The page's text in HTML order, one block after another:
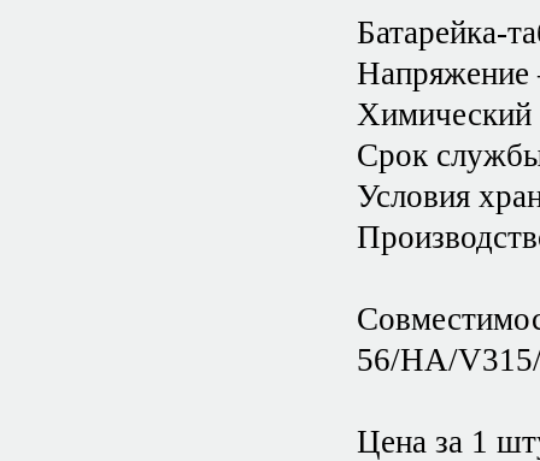
Батарейка-
Напряжение
Химический
Срок
Условия
56/HA/
Цена за 1